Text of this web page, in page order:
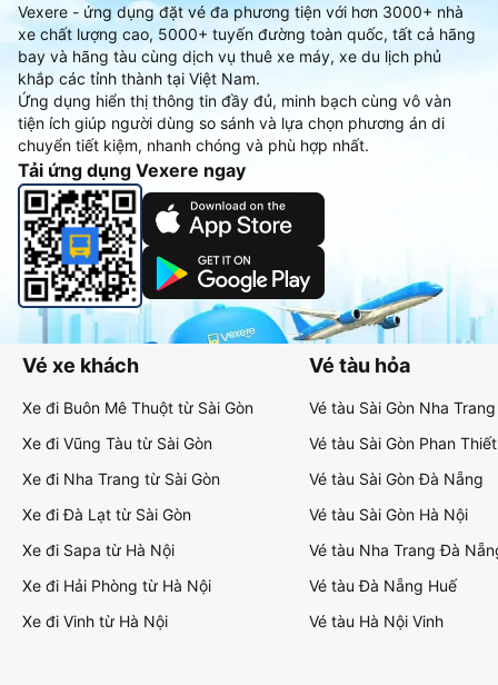
Vexere - ứng dụng đặt vé đa phương tiện với hơn 3000+ nhà
xe chất lượng cao, 5000+ tuyến đường toàn quốc, tất cả hãng
bay và hãng tàu cùng dịch vụ thuê xe máy, xe du lịch phủ
khắp các tỉnh thành tại Việt Nam.
Ứng dụng hiển thị thông tin đầy đủ, minh bạch cùng vô vàn
tiện ích giúp người dùng so sánh và lựa chọn phương án di
chuyển tiết kiệm, nhanh chóng và phù hợp nhất.
Tải ứng dụng Vexere ngay
Vé xe khách
Xe đi Buôn Mê Thuột từ Sài Gòn
Xe đi Vũng Tàu từ Sài Gòn
Xe đi Nha Trang từ Sài Gòn
Xe đi Đà Lạt từ Sài Gòn
Xe đi Sapa từ Hà Nội
Xe đi Hải Phòng từ Hà Nội
Xe đi Vinh từ Hà Nội
Vé tàu hỏa
Vé tàu Sài Gòn Nha Trang
Vé tàu Sài Gòn Phan Thiết
Vé tàu Sài Gòn Đà Nẵng
Vé tàu Sài Gòn Hà Nội
Vé tàu Nha Trang Đà
Vé tàu Đà Nẵng Huế
Vé tàu Hà Nội Vinh